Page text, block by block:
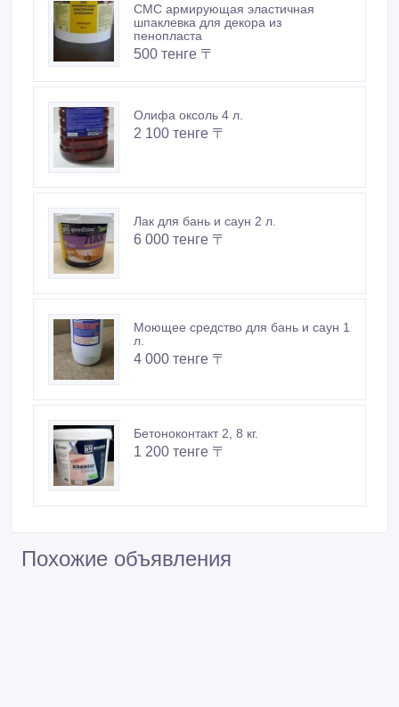
СМС армирующая эластичная
шпаклевка для декора из
пенопласта
500 тенге 〒
Олифа оксоль 4 л.
2 100 тенге 〒
Лак для бань и саун 2 л.
6 000 тенге 〒
Моющее средство для бань и саун 1
л.
4 000 тенге 〒
Бетоноконтакт 2, 8 кг.
1 200 тенге 〒
Похожие объявления